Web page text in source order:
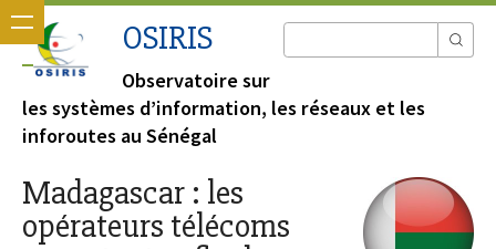
OSIRIS
Observatoire sur
les systèmes d’information, les réseaux et les
inforoutes au Sénégal
Madagascar : les
opérateurs télécoms